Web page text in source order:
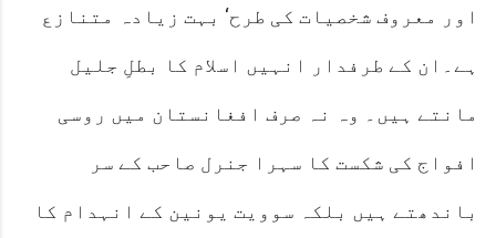
اور معروف شخصیات کی طرح‘ بہت زیادہ متنازع
ہے۔ان کے طرفدار انہیں اسلام کا بطلِ جلیل
مانتے ہیں۔ وہ نہ صرف افغانستان میں روسی
افواج کی شکست کا سہرا جنرل صاحب کے سر
باندھتے ہیں بلکہ سوویت یونین کے انہدام کا